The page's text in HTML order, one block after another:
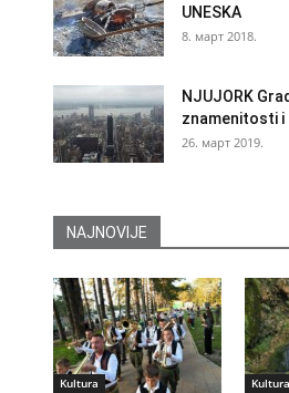
UNESKA
8. март 2018.
NJUJORK
znamenitosti i
26. март 2019.
NAJNOVIJE
Kultura Kultura